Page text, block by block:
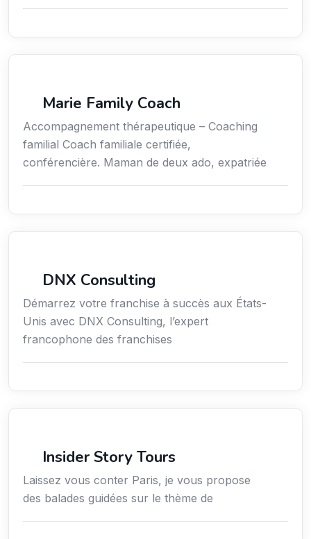
Marie Family Coach
Accompagnement thérapeutique – Coaching
familial Coach familiale certifiée,
conférencière. Maman de deux ado, expatriée
DNX Consulting
Démarrez votre franchise à succès aux États-
Unis avec DNX Consulting, l’expert
francophone des franchises
Insider Story Tours
Laissez vous conter Paris, je vous propose
des balades guidées sur le thème de